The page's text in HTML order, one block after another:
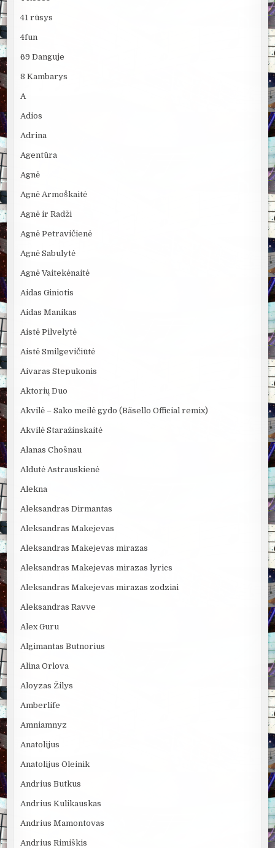
41 rūsys
4fun
69 Danguje
8 Kambarys
A
Adios
Adrina
Agentūra
Agnė
Agnė Armoškaitė
Agnė ir Radži
Agnė Petravičienė
Agnė Sabulytė
Agnė Vaitekėnaitė
Aidas Giniotis
Aidas Manikas
Aistė Pilvelytė
Aistė Smilgevičiūtė
Aivaras Stepukonis
Aktorių Duo
Akvilė – Sako meilė gydo (Bäsello Official remix)
Akvilė Staražinskaitė
Alanas Chošnau
Aldutė Astrauskienė
Alekna
Aleksandras Dirmantas
Aleksandras Makejevas
Aleksandras Makejevas mirazas
Aleksandras Makejevas mirazas lyrics
Aleksandras Makejevas mirazas zodziai
Aleksandras Ravve
Alex Guru
Algimantas Butnorius
Alina Orlova
Aloyzas Žilys
Amberlife
Amniamnyz
Anatolijus
Anatolijus Oleinik
Andrius Butkus
Andrius Kulikauskas
Andrius Mamontovas
Andrius Rimiškis